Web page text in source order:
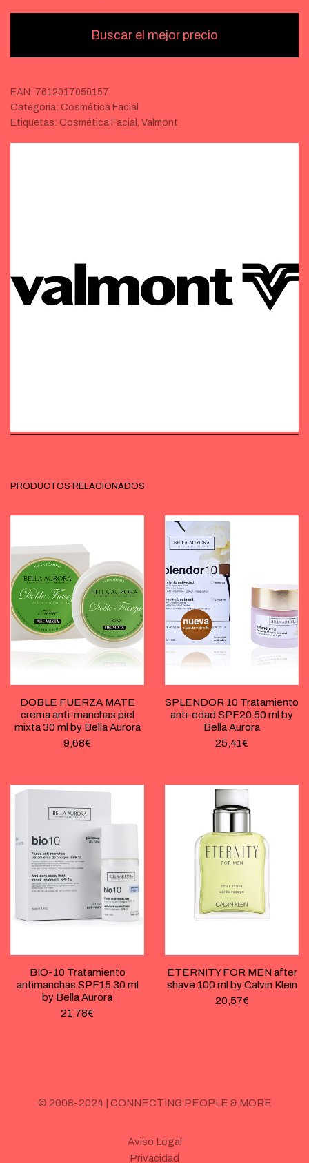
Buscar el mejor precio
EAN: 7612017050157
Categoría: Cosmética Facial
Etiquetas: Cosmética Facial , Valmont
PRODUCTOS RELACIONADOS
DOBLE FUERZA MATE
crema anti-manchas piel
mixta 30 ml by Bella Aurora
9,68€
SPLENDOR 10 Tratamiento
anti-edad SPF20 50 ml by
Bella Aurora
25,41€
BIO-10 Tratamiento
antimanchas SPF15 30 ml
by Bella Aurora
21,78€
ETERNITY FOR MEN after
shave 100 ml by Calvin Klein
20,57€
© 2008-2024 | CONNECTING PEOPLE & MORE
Aviso Legal
Privacidad